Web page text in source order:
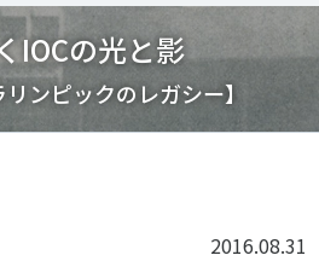
研究員紹介
調査・研究
るのか ＃部活動
＃日本人の身体活動と健康寿命
IOCの光と影
ンピックのレガシー】
2016.08.31